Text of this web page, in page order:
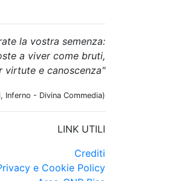
la vostra semenza:
a viver come bruti,
virtute e canoscenza"
Inferno - Divina Commedia)
LINK UTILI
Crediti
e Cookie Policy